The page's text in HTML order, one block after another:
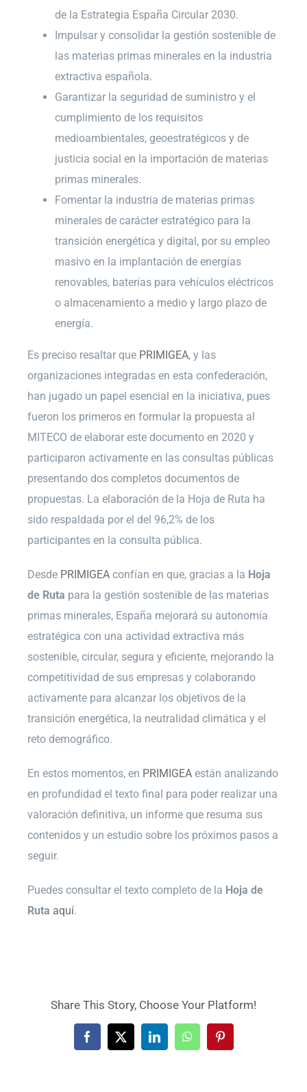
de la Estrategia España Circular 2030.
Impulsar y consolidar la gestión sostenible de
las materias primas minerales en la industria
extractiva española.
Garantizar la seguridad de suministro y el
cumplimiento de los requisitos
medioambientales, geoestratégicos y de
justicia social en la importación de materias
primas minerales.
Fomentar la industria de materias primas
minerales de carácter estratégico para la
transición energética y digital, por su empleo
masivo en la implantación de energías
renovables, baterías para vehículos eléctricos
o almacenamiento a medio y largo plazo de
energía.
Es preciso resaltar que PRIMIGEA, y las
organizaciones integradas en esta confederación,
han jugado un papel esencial en la iniciativa, pues
fueron los primeros en formular la propuesta al
MITECO de elaborar este documento en 2020 y
participaron activamente en las consultas públicas
presentando dos completos documentos de
propuestas. La elaboración de la Hoja de Ruta ha
sido respaldada por el del 96,2% de los
participantes en la consulta pública.
Desde PRIMIGEAconfían en que, gracias a la Hoja
de Ruta para la gestión sostenible de las materias
primas minerales, España mejorará su autonomía
estratégica con una actividad extractiva más
sostenible, circular, segura y eficiente, mejorando la
competitividad de sus empresas y colaborando
activamente para alcanzar los objetivos de la
transición energética, la neutralidad climática y el
reto demográfico.
En estos momentos, en PRIMIGEAestán analizando
en profundidad el texto final para poder realizar una
valoración definitiva, un informe que resuma sus
contenidos y un estudio sobre los próximos pasos a
seguir.
Puedes consultar el texto completo de la Hoja de
Ruta aquí.
Share This Story, Choose Your Platform!
Facebook
X LinkedInWhatsAppPinterest